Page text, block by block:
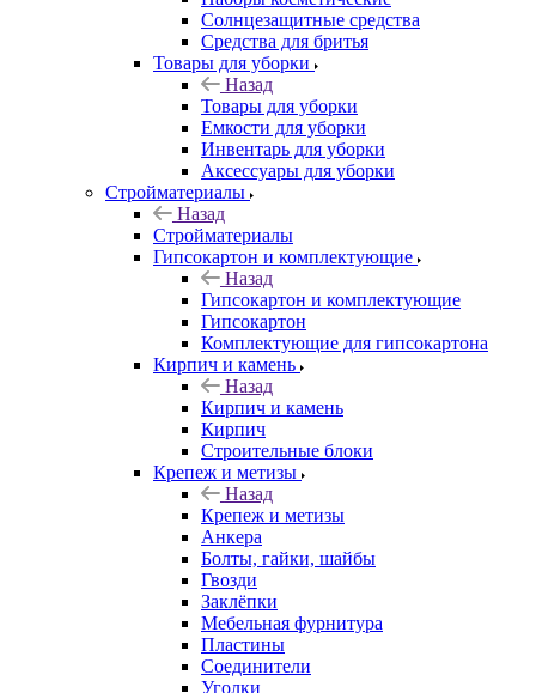
Солнцезащитные средства
Средства для бритья
Товары для уборки
Назад
Товары для уборки
Емкости для уборки
Инвентарь для уборки
Аксессуары для уборки
Стройматериалы
Назад
Стройматериалы
Гипсокартон и комплектующие
Назад
Гипсокартон и комплектующие
Гипсокартон
Комплектующие для гипсокартона
Кирпич и камень
Назад
Кирпич и камень
Кирпич
Строительные блоки
Крепеж и метизы
Назад
Крепеж и метизы
Анкера
Болты, гайки, шайбы
Гвозди
Заклёпки
Мебельная фурнитура
Пластины
Соединители
Уголки